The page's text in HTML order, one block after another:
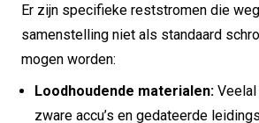
Er zijn specifieke reststromen die
samenstelling niet als standaard
mogen worden:
Loodhoudende materialen:
zware accu’s en gedateerde